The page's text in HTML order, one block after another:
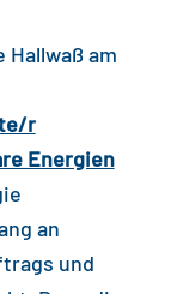
am
r
Energien
an
und